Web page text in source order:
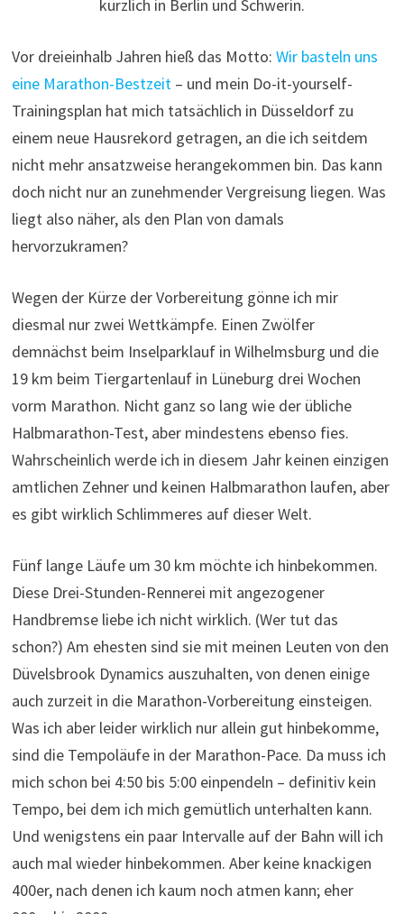
kürzlich in Berlin und Schwerin.
Vor dreieinhalb Jahren hieß das Motto: Wir basteln uns
eine Marathon-Bestzeit– und mein Do-it-yourself-
Trainingsplan hat mich tatsächlich in Düsseldorf zu
einem neue Hausrekord getragen, an die ich seitdem
nicht mehr ansatzweise herangekommen bin. Das kann
doch nicht nur an zunehmender Vergreisung liegen. Was
liegt also näher, als den Plan von damals
hervorzukramen?
Wegen der Kürze der Vorbereitung gönne ich mir
diesmal nur zwei Wettkämpfe. Einen Zwölfer
demnächst beim Inselparklauf in Wilhelmsburg und die
19 km beim Tiergartenlauf in Lüneburg drei Wochen
vorm Marathon. Nicht ganz so lang wie der übliche
Halbmarathon-Test, aber mindestens ebenso fies.
Wahrscheinlich werde ich in diesem Jahr keinen einzigen
amtlichen Zehner und keinen Halbmarathon laufen, aber
es gibt wirklich Schlimmeres auf dieser Welt.
Fünf lange Läufe um 30 km möchte ich hinbekommen.
Diese Drei-Stunden-Rennerei mit angezogener
Handbremse liebe ich nicht wirklich. (Wer tut das
schon?) Am ehesten sind sie mit meinen Leuten von den
Düvelsbrook Dynamics auszuhalten, von denen einige
auch zurzeit in die Marathon-Vorbereitung einsteigen.
Was ich aber leider wirklich nur allein gut hinbekomme,
sind die Tempoläufe in der Marathon-Pace. Da muss ich
mich schon bei 4:50 bis 5:00 einpendeln – definitiv kein
Tempo, bei dem ich mich gemütlich unterhalten kann.
Und wenigstens ein paar Intervalle auf der Bahn will ich
auch mal wieder hinbekommen. Aber keine knackigen
400er, nach denen ich kaum noch atmen kann; eher